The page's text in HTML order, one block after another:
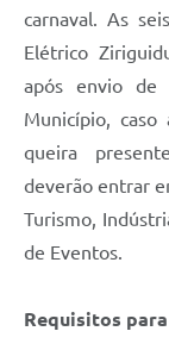
carnaval. As
Elétrico
após envio de
Município,
queira
deverão entrar
Turismo,
de Eventos.
Requisitos